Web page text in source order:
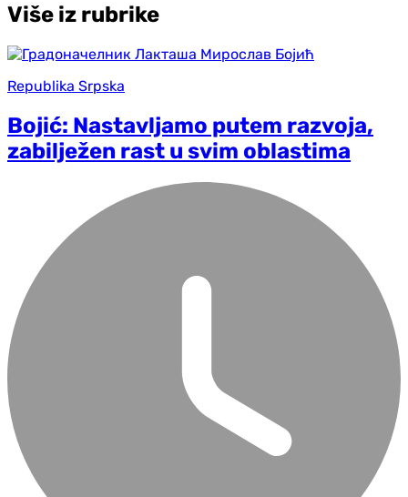
Više iz rubrike
Republika Srpska
Bojić: Nastavljamo putem razvoja,
zabilježen rast u svim oblastima